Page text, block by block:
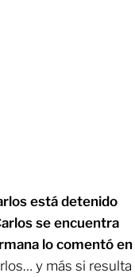
está detenido
se encuentra
lo comentó en
y más si resulta